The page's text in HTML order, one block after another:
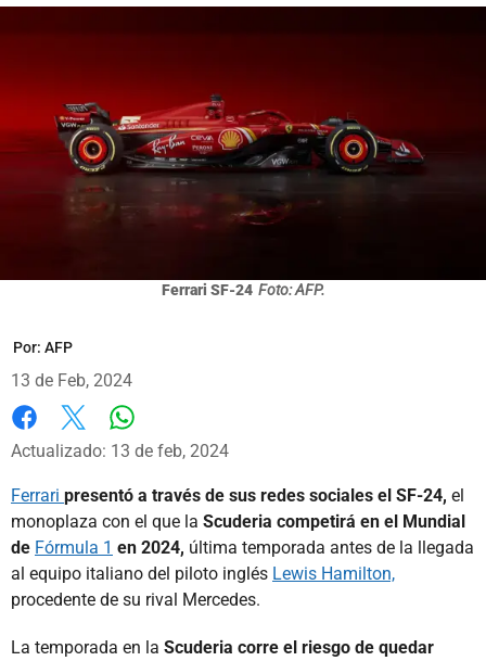
Ferrari SF-24 Foto: AFP.
Por: AFP
13 de Feb, 2024
Facebook
X
Actualizado: 13 de feb, 2024
Ferrari presentó a través de sus redes sociales el SF-24, el
monoplaza con el que la Scuderia competirá en el Mundial
de Fórmula 1 en 2024, última temporada antes de la llegada
al equipo italiano del piloto inglés Lewis Hamilton,
procedente de su rival Mercedes.
La temporada en la Scuderia corre el riesgo de quedar